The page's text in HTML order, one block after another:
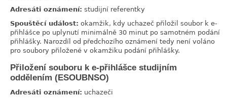
Adresáti oznámení: studijní referentky
Spouštěcí událost: okamžik, kdy uchazeč přiložil soubor k e-
přihlášce po uplynutí minimálně 30 minut po samotném podání
přihlášky. Narozdíl od předchozího oznámení tedy není voláno
pro soubory přiložené v okamžiku podání přihlášky.
Přiložení souboru k e-přihlášce studijním
oddělením (ESOUBNSO)
Adresáti oznámení: uchazeči